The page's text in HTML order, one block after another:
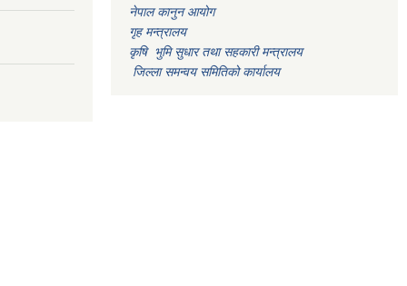
नेपाल कानुन आयोग
गृह मन्त्रालय
कृषि भुमि सुधार तथा सहकारी मन्त्रालय
जिल्ला समन्वय समितिको कार्यालय